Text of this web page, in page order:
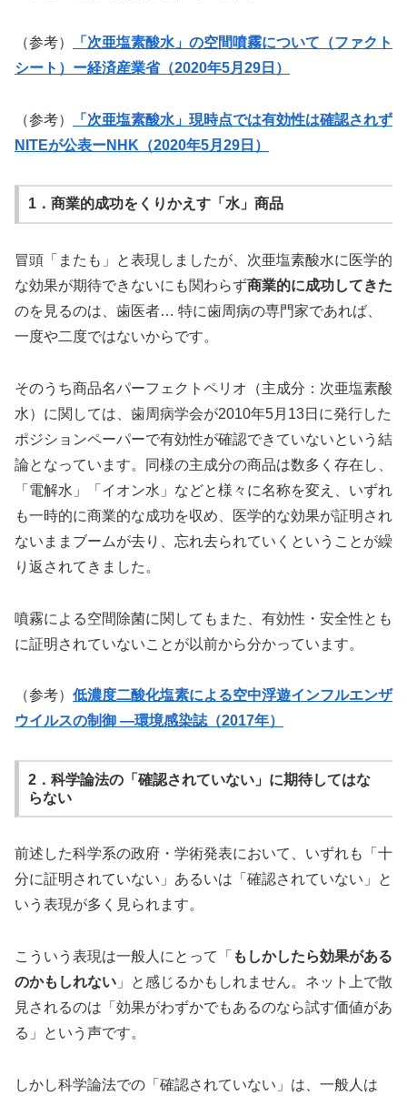
（参考）
「次亜塩素酸水」の空間噴霧について（ファクト
シート）ー経済産業省（2020年5月29日）
（参考）
「次亜塩素酸水」現時点では有効性は確認されず
NITEが公表ーNHK（2020年5月29日）
1．商業的成功をくりかえす「水」商品
冒頭「またも」と表現しましたが、次亜塩素酸水に医学的
な効果が期待できないにも関わらず商業的に成功してきた
のを見るのは、歯医者… 特に歯周病の専門家であれば、
一度や二度ではないからです。
そのうち商品名パーフェクトペリオ（主成分：次亜塩素酸
水）に関しては、歯周病学会が2010年5月13日に発行した
ポジションペーパーで有効性が確認できていないという結
論となっています。同様の主成分の商品は数多く存在し、
「電解水」「イオン水」などと様々に名称を変え、いずれ
も一時的に商業的な成功を収め、医学的な効果が証明され
ないままブームが去り、忘れ去られていくということが繰
り返されてきました。
噴霧による空間除菌に関してもまた、有効性・安全性とも
に証明されていないことが以前から分かっています。
（参考） 低濃度二酸化塩素による空中浮遊インフルエンザ
ウイルスの制御 ―環境感染誌（2017年）
2．科学論法の「確認されていない」に期待してはな
らない
前述した科学系の政府・学術発表において、いずれも「十
分に証明されていない」あるいは「確認されていない」と
いう表現が多く見られます。
こういう表現は一般人にとって「 もしかしたら効果がある
のかもしれない 」と感じるかもしれません。ネット上で散
見されるのは「効果がわずかでもあるのなら試す価値があ
る」という声です。
しかし科学論法での「確認されていない」は、一般人は